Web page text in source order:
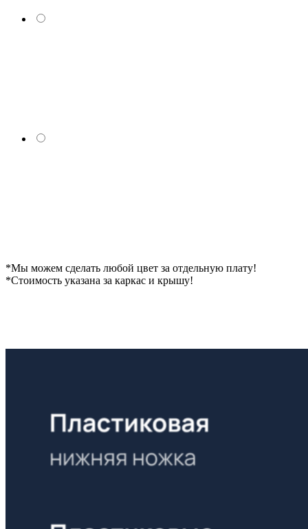
*Мы можем сделать любой цвет за отдельную плату!
*Cтоимость указана за каркас и крышу!